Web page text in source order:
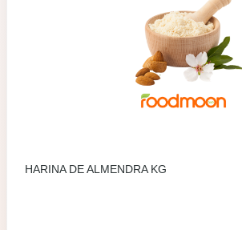
HARINA DE ALMENDRA KG